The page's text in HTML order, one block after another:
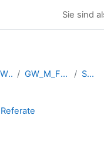
Sie sind
WS_2023/24 GW_M_FDseminar_Unterrichtsfors... Seminararbeit